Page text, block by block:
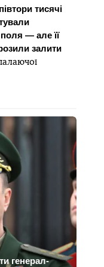
тисячі
— але її
залити
генерал-